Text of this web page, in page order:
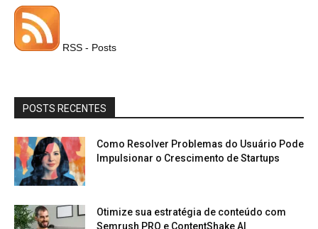
RSS - Posts
POSTS RECENTES
Como Resolver Problemas do Usuário Pode
Impulsionar o Crescimento de Startups
Otimize sua estratégia de conteúdo com
Semrush PRO e ContentShake AI